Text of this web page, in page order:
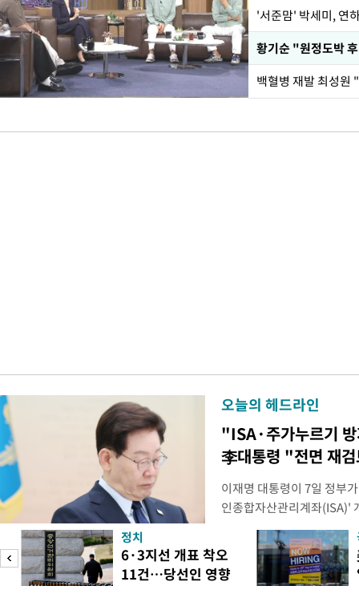
'서준맘' 박세미, 연
황기순 "원정도박
백혈병 재발 최성원
오늘의 헤드라인
"ISA·주가누르기
李대통령 "전면 재
이재명 대통령이 7일 정부
인종합자산관리계좌(ISA)'
안'을 전면 재검토 할 것을
들과의 상황 점검 회의에서
지법안을 둘러싼 투자자들
았다. 이 자리에서 이 대통
정치
6·3지선 개표 착오
11건…당선인 영향